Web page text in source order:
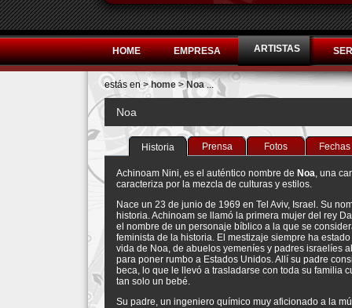
HOME EMPRESA ARTISTAS
estás en >home >Noa...
Noa
Historia Prensa Fotos Fechas
Achinoam Nini, es el auténtico nombre de Noa, una
caracteriza por la mezcla de culturas y estilos.
Nace un 23 de junio de 1969 en Tel Aviv, Israel. Su
historia. Achinoam se llamó la primera mujer del rey
el nombre de un personaje bíblico a la que se
feminista de la historia. El mestizaje siempre ha
vida de Noa, de abuelos yemeníes y padres israelíes
para poner rumbo a Estados Unidos. Allí su padre
beca, lo que le llevó a trasladarse con toda su familia
tan solo un bebé.
Su padre, un ingeniero químico muy aficionado a la